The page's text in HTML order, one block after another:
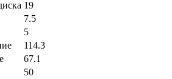
19
7.5
5
114.3
67.1
50